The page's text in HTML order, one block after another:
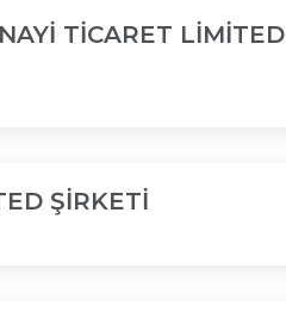
TİCARET LİMİTED
ŞİRKETİ